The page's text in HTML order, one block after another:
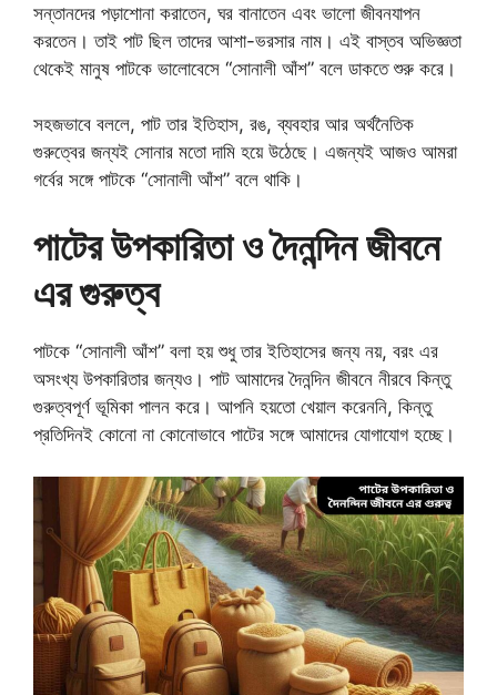
সন্তানদের পড়াশোনা করাতেন, ঘর বানাতেন এবং ভালো জীবনযাপন
করতেন। তাই পাট ছিল তাদের আশা-ভরসার নাম। এই বাস্তব অভিজ্ঞতা
থেকেই মানুষ পাটকে ভালোবেসে “সোনালী আঁশ” বলে ডাকতে শুরু করে।
সহজভাবে বললে, পাট তার ইতিহাস, রঙ, ব্যবহার আর অর্থনৈতিক
গুরুত্বের জন্যই সোনার মতো দামি হয়ে উঠেছে। এজন্যই আজও আমরা
গর্বের সঙ্গে পাটকে “সোনালী আঁশ” বলে থাকি।
পাটের উপকারিতা ও দৈনন্দিন জীবনে
এর গুরুত্ব
পাটকে “সোনালী আঁশ” বলা হয় শুধু তার ইতিহাসের জন্য নয়, বরং এর
অসংখ্য উপকারিতার জন্যও। পাট আমাদের দৈনন্দিন জীবনে নীরবে কিন্তু
গুরুত্বপূর্ণ ভূমিকা পালন করে। আপনি হয়তো খেয়াল করেননি, কিন্তু
প্রতিদিনই কোনো না কোনোভাবে পাটের সঙ্গে আমাদের যোগাযোগ হচ্ছে।